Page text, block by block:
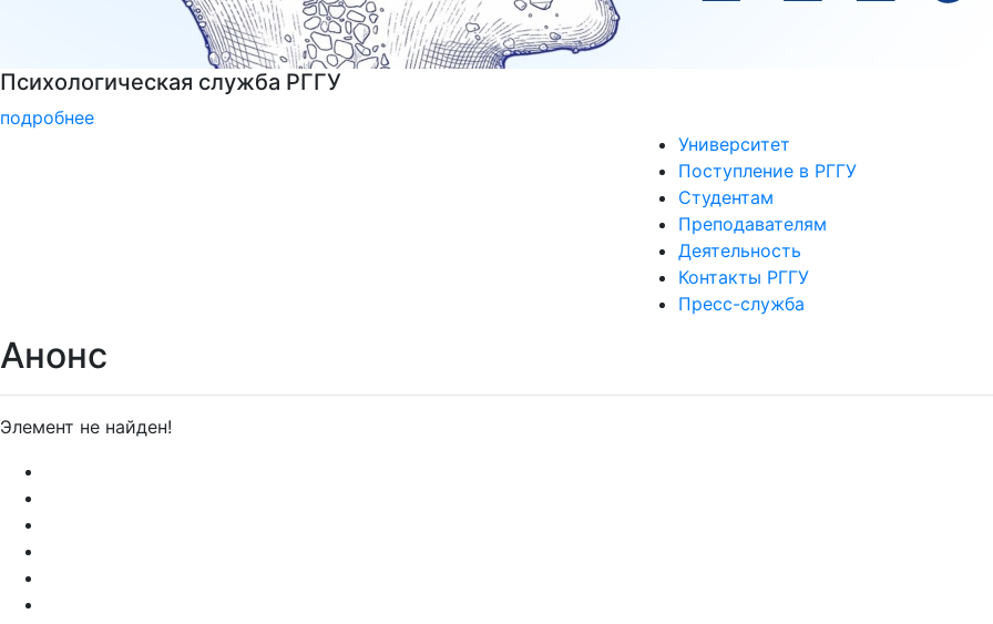
Подготовительные курсы к ЕГЭ
подробнее
Университет
Поступление в РГГУ
Студентам
Преподавателям
Деятельность
Контакты РГГУ
Пресс-служба
Анонс
Элемент не найден!